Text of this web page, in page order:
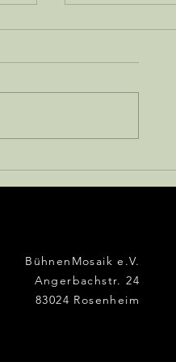
BühnenMosaik e.V.
Angerbachstr. 24
83024 Rosenheim